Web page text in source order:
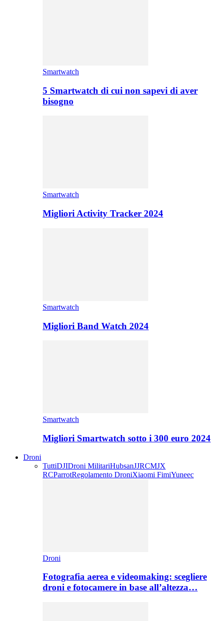
Smartwatch
5 Smartwatch di cui non sapevi di aver
bisogno
Smartwatch
Migliori Activity Tracker 2024
Smartwatch
Migliori Band Watch 2024
Smartwatch
Migliori Smartwatch sotto i 300 euro 2024
Droni
TuttiDJIDroni MilitariHubsanJJRCMJX
RCParrotRegolamento DroniXiaomi FimiYuneec
Droni
Fotografia aerea e videomaking: scegliere
droni e fotocamere in base all’altezza…